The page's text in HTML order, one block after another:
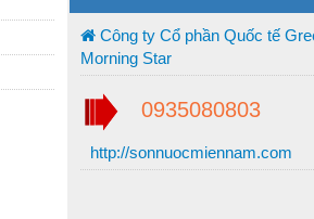
Công ty Cổ phần Quốc tế
Morning Star
0935080803
http://sonnuocmiennam.com